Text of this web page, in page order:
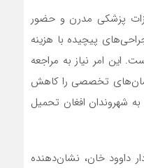
پزشکی مدرن و حضور
پیچیده با هزینه
این امر نیاز به مراجعه
تخصصی را کاهش
به شهروندان افغان تحمیل
داوود خان، نشان‌دهنده